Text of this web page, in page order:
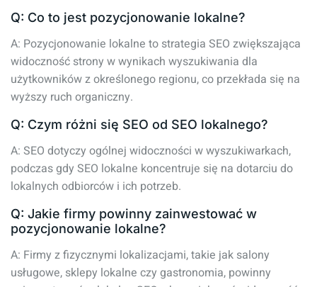
Q: Co to jest pozycjonowanie lokalne?
A: Pozycjonowanie lokalne to strategia SEO zwiększająca
widoczność strony w wynikach wyszukiwania dla
użytkowników z określonego regionu, co przekłada się na
wyższy ruch organiczny.
Q: Czym różni się SEO od SEO lokalnego?
A: SEO dotyczy ogólnej widoczności w wyszukiwarkach,
podczas gdy SEO lokalne koncentruje się na dotarciu do
lokalnych odbiorców i ich potrzeb.
Q: Jakie firmy powinny zainwestować w
pozycjonowanie lokalne?
A: Firmy z fizycznymi lokalizacjami, takie jak salony
usługowe, sklepy lokalne czy gastronomia, powinny